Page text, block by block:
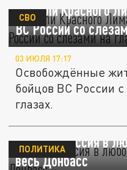
Жители Красного
ВС России со
СВО
03 ИЮЛЯ 17:17
Освобождённые
бойцов ВС России
глазах.
Lidovky: Россия в
весь Донбасс
ПОЛИТИКА